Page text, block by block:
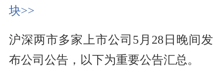
块>>
沪深两市多家上市公司5月28日晚间发
布公司公告，以下为重要公告汇总。